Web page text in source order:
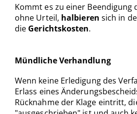
Kommt es zu einer Beendigung
ohne Urteil, halbieren sich in
die Gerichtskosten.
Mündliche Verhandlung
Wenn keine Erledigung des
Erlass eines
Rücknahme der Klage eintritt,